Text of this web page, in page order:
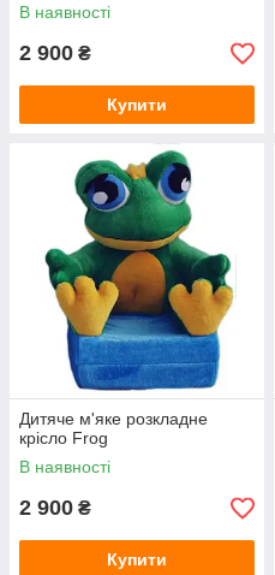
В наявності
2 900 ₴
Купити
Дитяче м'яке розкладне
крісло Frog
В наявності
2 900 ₴
Купити